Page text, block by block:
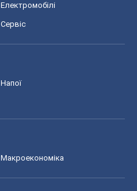
Електромобілі
Сервіс
Напої
Макроекономіка